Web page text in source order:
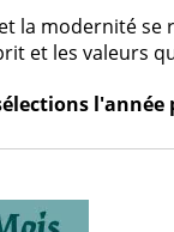
la modernité se
et les valeurs
l'année